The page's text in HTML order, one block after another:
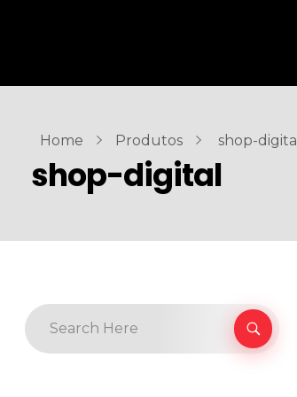
Home Produtos shop-digital
shop-digital